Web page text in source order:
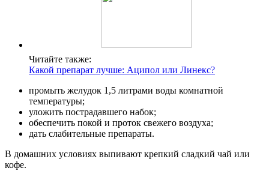
Читайте также:
Какой препарат лучше: Аципол или Линекс?
промыть желудок 1,5 литрами воды комнатной
температуры;
уложить пострадавшего набок;
обеспечить покой и проток свежего воздуха;
дать слабительные препараты.
В домашних условиях выпивают крепкий сладкий чай или
кофе.